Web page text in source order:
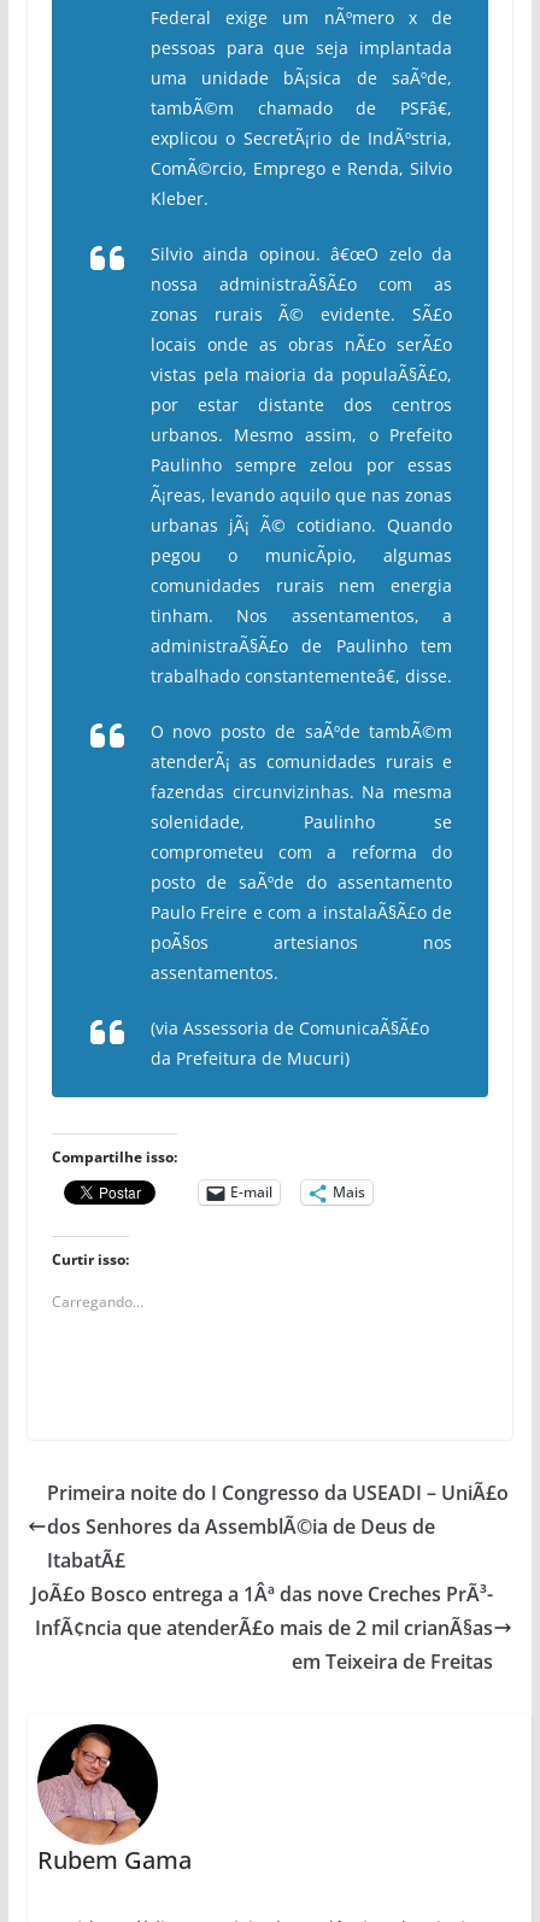
Federal exige um nÃºmero x de
pessoas para que seja implantada
uma unidade bÃ¡sica de saÃºde,
tambÃ©m chamado de PSFâ€,
explicou o SecretÃ¡rio de IndÃºstria,
ComÃ©rcio, Emprego e Renda, Silvio
Kleber.
Silvio ainda opinou. â€œO zelo da
nossa administraÃ§Ã£o com as
zonas rurais Ã© evidente. SÃ£o
locais onde as obras nÃ£o serÃ£o
vistas pela maioria da populaÃ§Ã£o,
por estar distante dos centros
urbanos. Mesmo assim, o Prefeito
Paulinho sempre zelou por essas
Ã¡reas, levando aquilo que nas zonas
urbanas jÃ¡ Ã© cotidiano. Quando
pegou o municÃ­pio, algumas
comunidades rurais nem energia
tinham. Nos assentamentos, a
administraÃ§Ã£o de Paulinho tem
trabalhado constantementeâ€, disse.
O novo posto de saÃºde tambÃ©m
atenderÃ¡ as comunidades rurais e
fazendas circunvizinhas. Na mesma
solenidade, Paulinho se
comprometeu com a reforma do
posto de saÃºde do assentamento
Paulo Freire e com a instalaÃ§Ã£o de
poÃ§os artesianos nos
assentamentos.
(via Assessoria de ComunicaÃ§Ã£o
da Prefeitura de Mucuri)
Compartilhe isso:
E-mail
Mais
Curtir isso:
Carregando...
Primeira noite do I Congresso da USEADI – UniÃ£o
dos Senhores da AssemblÃ©ia de Deus de
ItabatÃ£
JoÃ£o Bosco entrega a 1Âª das nove Creches PrÃ³-
InfÃ¢ncia que atenderÃ£o mais de 2 mil crianÃ§as
em Teixeira de Freitas
Rubem Gama